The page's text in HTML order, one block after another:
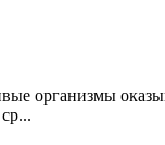
организмы